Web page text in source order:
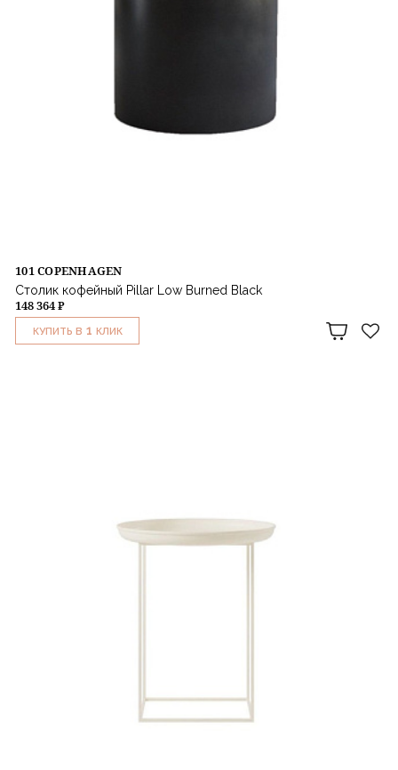
101 COPENHAGEN
Столик кофейный Pillar Low Burned Black
148 364 ₽
КУПИТЬ В 1 КЛИК